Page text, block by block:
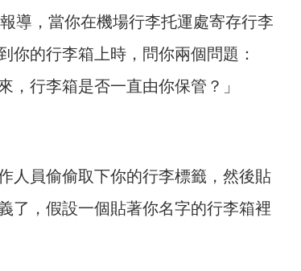
導，當你在機場行李托運處寄存行李
你的行李箱上時，問你兩個問題：
，行李箱是否一直由你保管？」
人員偷偷取下你的行李標籤，然後貼
了，假設一個貼著你名字的行李箱裡